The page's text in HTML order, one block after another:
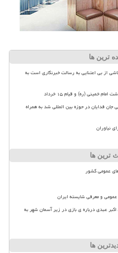
ترین ها
از بی اعتنایی به رسالت خبرنگاری است به
خمینی (ره) و قیام ۱۵ خرداد
جان فدایان در حوزه بین المللی شد به همراه
نیاوران
ترین ها
عمومی کشور
و معرفی شایسته ایران
عبدی درباره ی بازی در زیر آسمان شهر به
ها